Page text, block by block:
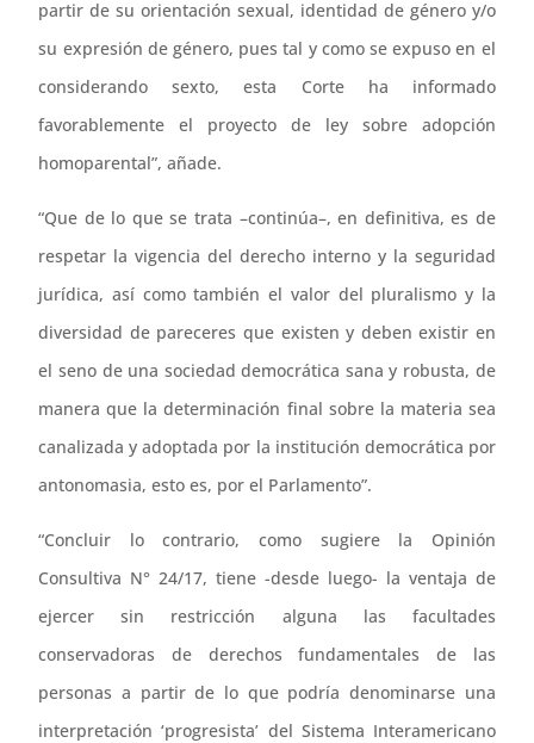
partir de su orientación sexual, identidad de género y/o
su expresión de género, pues tal y como se expuso en el
considerando sexto, esta Corte ha informado
favorablemente el proyecto de ley sobre adopción
homoparental”, añade.
“Que de lo que se trata –continúa–, en definitiva, es de
respetar la vigencia del derecho interno y la seguridad
jurídica, así como también el valor del pluralismo y la
diversidad de pareceres que existen y deben existir en
el seno de una sociedad democrática sana y robusta, de
manera que la determinación final sobre la materia sea
canalizada y adoptada por la institución democrática por
antonomasia, esto es, por el Parlamento”.
“Concluir lo contrario, como sugiere la Opinión
Consultiva N° 24/17, tiene -desde luego- la ventaja de
ejercer sin restricción alguna las facultades
conservadoras de derechos fundamentales de las
personas a partir de lo que podría denominarse una
interpretación ‘progresista’ del Sistema Interamericano